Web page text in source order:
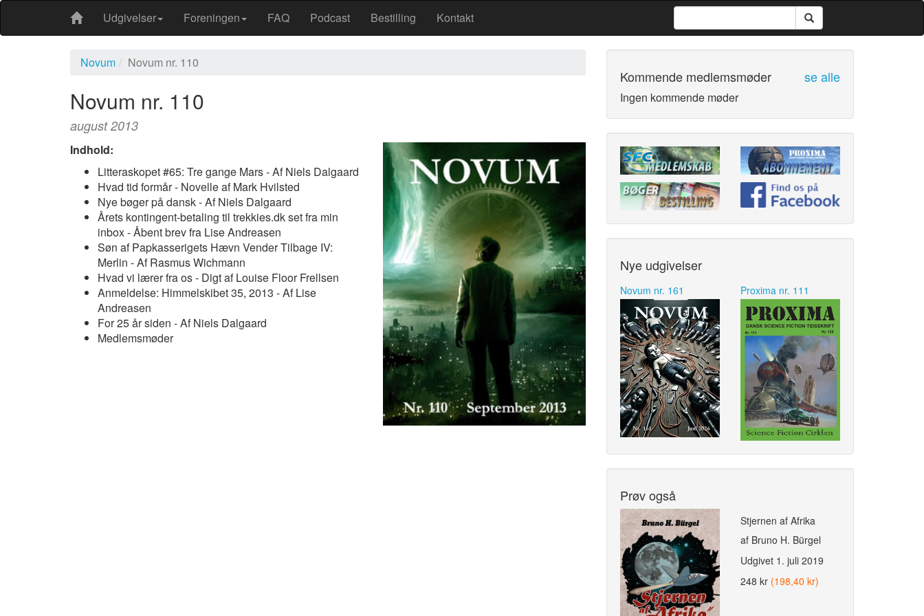
Udgivelser Foreningen FAQ Podcast Bestilling Kontakt
Novum Novum nr. 110
Novum nr. 110
august 2013
Indhold:
Litteraskopet #65: Tre gange Mars - Af Niels Dalgaard
Hvad tid formår - Novelle af Mark Hvilsted
Nye bøger på dansk - Af Niels Dalgaard
Årets kontingent-betaling til trekkies.dk set fra min
inbox - Åbent brev fra Lise Andreasen
Søn af Papkasserigets Hævn Vender Tilbage IV:
Merlin - Af Rasmus Wichmann
Hvad vi lærer fra os - Digt af Louise Floor Frellsen
Anmeldelse: Himmelskibet 35, 2013 - Af Lise
Andreasen
For 25 år siden - Af Niels Dalgaard
Medlemsmøder
Kommende medlemsmøder se alle
Ingen kommende møder
Nye udgivelser
Novum nr. 161 Proxima nr. 111
Prøv også
Stjernen af Afrika
af Bruno H. Bürgel
Udgivet 1. juli 2019
248 kr (198,40 kr)